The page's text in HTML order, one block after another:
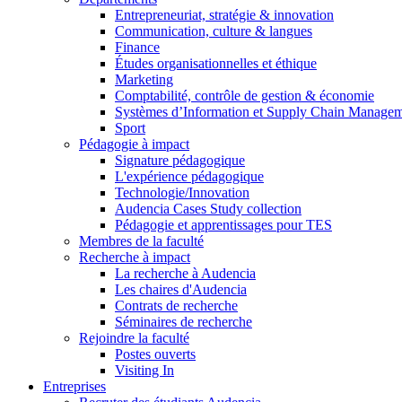
Entrepreneuriat, stratégie & innovation
Communication, culture & langues
Finance
Études organisationnelles et éthique
Marketing
Comptabilité, contrôle de gestion & économie
Systèmes d’Information et Supply Chain
Sport
Pédagogie à impact
Signature pédagogique
L'expérience pédagogique
Technologie/Innovation
Audencia Cases Study collection
Pédagogie et apprentissages pour TES
Membres de la faculté
Recherche à impact
La recherche à Audencia
Les chaires d'Audencia
Contrats de recherche
Séminaires de recherche
Rejoindre la faculté
Postes ouverts
Visiting In
Entreprises